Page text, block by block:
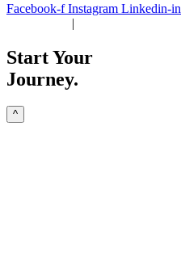
Facebook-f Instagram Linkedin-in
|
Start Your
Journey.